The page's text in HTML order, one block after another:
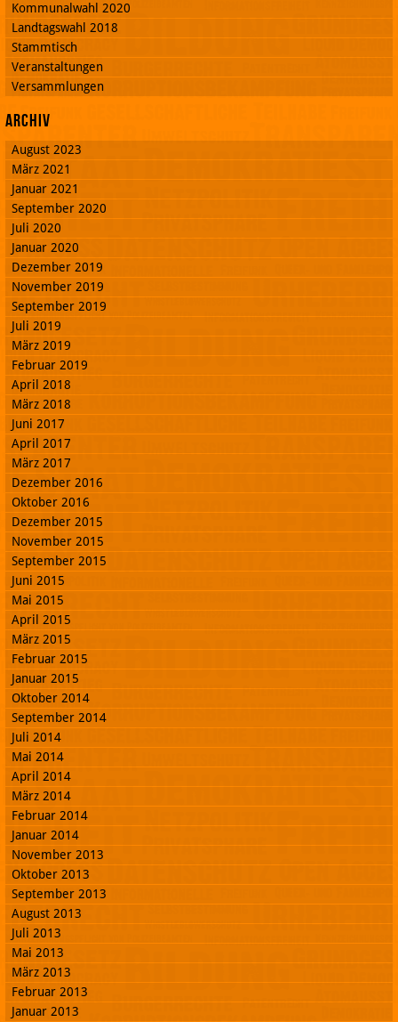
Kommunalwahl 2020
Landtagswahl 2018
Stammtisch
Veranstaltungen
Versammlungen
Archiv
August 2023
März 2021
Januar 2021
September 2020
Juli 2020
Januar 2020
Dezember 2019
November 2019
September 2019
Juli 2019
März 2019
Februar 2019
April 2018
März 2018
Juni 2017
April 2017
März 2017
Dezember 2016
Oktober 2016
Dezember 2015
November 2015
September 2015
Juni 2015
Mai 2015
April 2015
März 2015
Februar 2015
Januar 2015
Oktober 2014
September 2014
Juli 2014
Mai 2014
April 2014
März 2014
Februar 2014
Januar 2014
November 2013
Oktober 2013
September 2013
August 2013
Juli 2013
Mai 2013
März 2013
Februar 2013
Januar 2013